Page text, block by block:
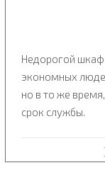
Недорогой
экономных
но в то же
срок службы.